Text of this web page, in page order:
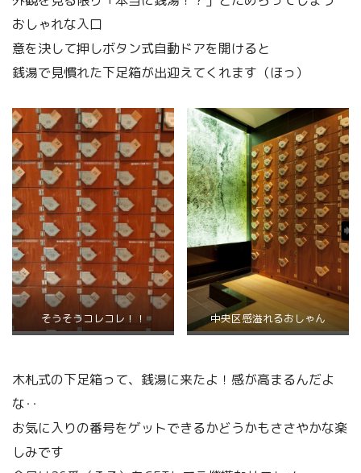
おしゃれな入口
意を決して押しボタン式自動ドアを開けると
銭湯で見慣れた下足箱が出迎えてくれます（ほっ）
そうそうコレコレ！！ 中央区感溢れるおしゃん
木札式の下足箱って、銭湯に来たよ！感が高まるんだよ
な‥
お気に入りの番号をゲットできるかどうかもささやかな楽
しみです